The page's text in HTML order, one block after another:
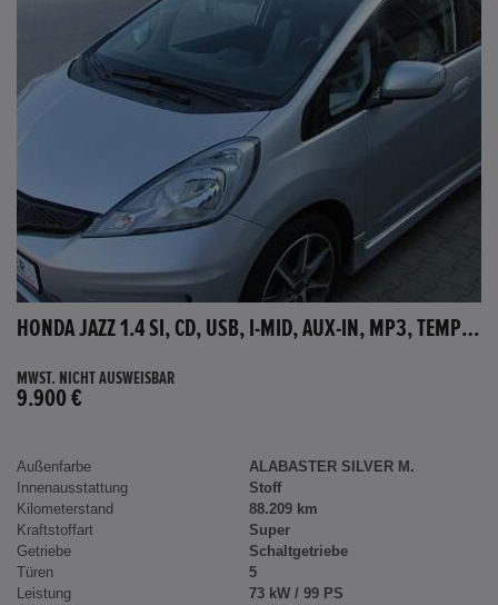
HONDA JAZZ 1.4 SI, CD, USB, I-MID, AUX-IN, MP3, TEMPOMAT
MWST. NICHT AUSWEISBAR
9.900 €
Außenfarbe
ALABASTER SILVER M.
Innenausstattung
Stoff
Kilometerstand
88.209 km
Kraftstoffart
Super
Getriebe
Schaltgetriebe
Türen
5
Leistung
73 kW / 99 PS